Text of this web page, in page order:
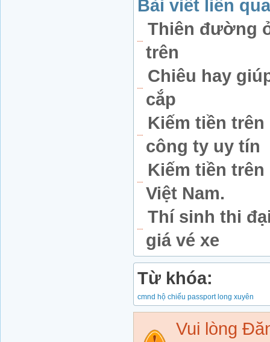
Bài viết liên
Thiên đường
trên
Chiêu hay
cắp
Kiếm tiền
công ty uy tín
Kiếm tiền trên
Việt Nam.
Thí sinh thi
giá vé xe
Từ khóa:
cmnd hộ chiếu passport long xuyên
Vui lòng